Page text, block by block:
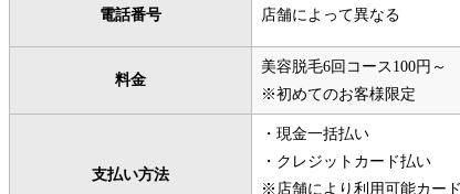
電話番号 店舗によって異なる
料金
美容脱毛6回コース100円～
※初めてのお客様限定
支払い方法
・現金一括払い
・クレジットカード払い
※店舗により利用可能カー